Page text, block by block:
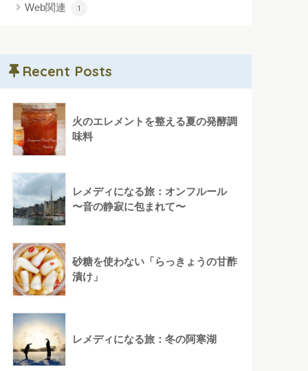
Web関連 1
Recent Posts
火のエレメントを整える夏の発酵調
味料
レメディになる旅：オンフルール
〜音の静寂に包まれて〜
砂糖を使わない「らっきょうの甘酢
漬け」
レメディになる旅：冬の阿寒湖